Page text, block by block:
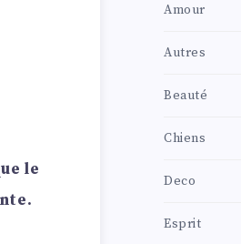
le
Amour
Autres
Beauté
Chiens
Deco
Esprit